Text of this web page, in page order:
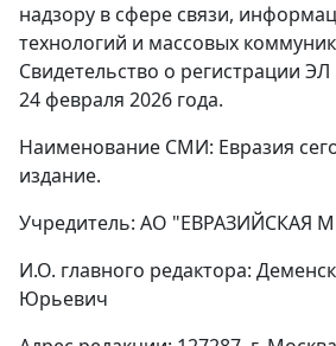
надзору в сфере связи,
технологий и массовых
Свидетельство о регистрации
24 февраля 2026 года.
Наименование СМИ: Евразия
издание.
Учредитель: АО "ЕВРАЗИЙСКАЯ
И.О. главного редактора:
Юрьевич